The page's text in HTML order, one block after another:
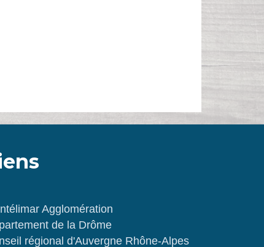
Agglomération
de la Drôme
régional d'Auvergne Rhône-Alpes